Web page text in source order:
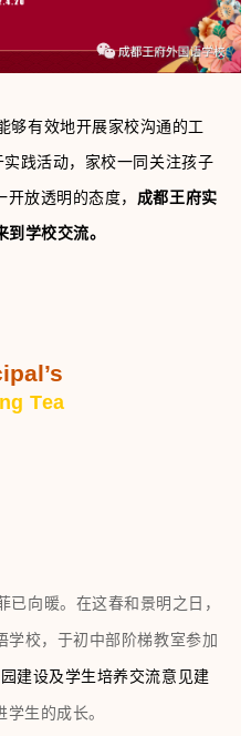
够有效地开展家校沟通的工
践活动，家校一同关注孩子
放透明的态度， 成都王府实
学校交流。
Tea
已向暖。在这春和景明之日，
学校，于初中部阶梯教室参加
建设及学生培养交流意见建
生的成长。